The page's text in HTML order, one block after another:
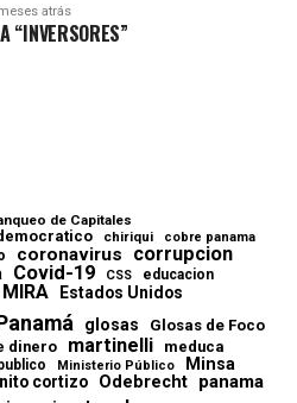
atrás
“INVERSORES”
de Capitales
chiriqui cobre panama
coronavirus corrupcion
Covid-19 CSS educacion
Estados Unidos
glosas Glosas de Foco
dinero martinelli meduca
Ministerio Público Minsa
nito cortizo Odebrecht panama